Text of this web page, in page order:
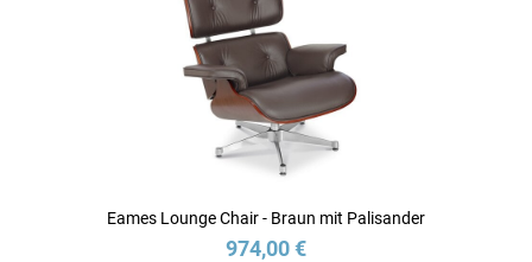
Eames Lounge Chair - Braun mit Palisander
974,00 €